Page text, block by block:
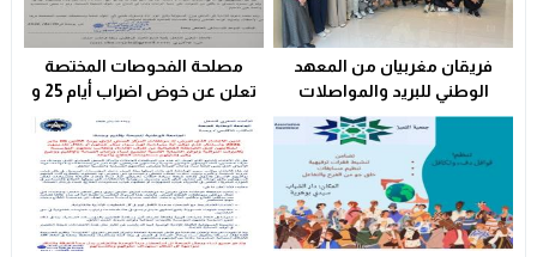
فريقان مغربيان من المعهد
الوطني للبريد والمواصلات
يتأهلان إلى شينزن للمشاركة في
المرحلة العالمية من
مسابقة Huawei ICT
Competition 2025-2026
مصلحة الفحوصات المختصة
تعلن عن خوض اضراب أيام 25 و